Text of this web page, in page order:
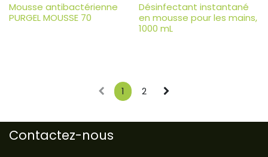
Mousse antibactérienne
PURGEL MOUSSE 70
Désinfectant instantané
en mousse pour les mains,
1000 mL
1 2
Contactez-nous